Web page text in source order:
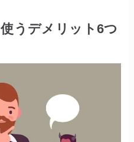
うデメリット6つ